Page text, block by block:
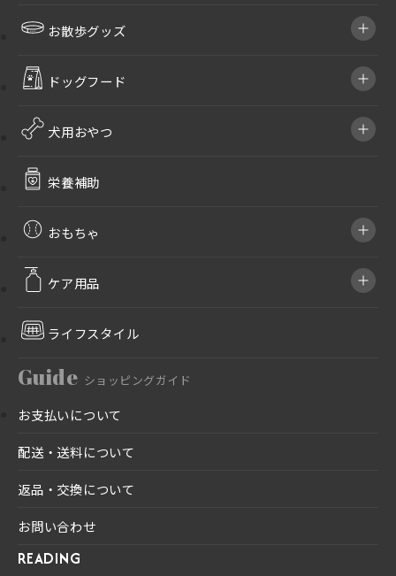
お散歩グッズ
ドッグフード
犬用おやつ
栄養補助
おもちゃ
ケア用品
ライフスタイル
Guide ショッピングガイド
お支払いについて
配送・送料について
返品・交換について
お問い合わせ
READING